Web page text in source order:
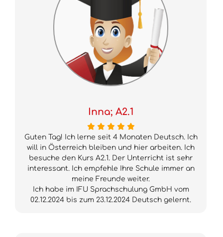
Inna; A2.1
Guten Tag! Ich lerne seit 4 Monaten Deutsch. Ich
will in Österreich bleiben und hier arbeiten. Ich
besuche den Kurs A2.1. Der Unterricht ist sehr
interessant. Ich empfehle Ihre Schule immer an
meine Freunde weiter.
Ich habe im IFU Sprachschulung GmbH vom
02.12.2024 bis zum 23.12.2024 Deutsch gelernt.